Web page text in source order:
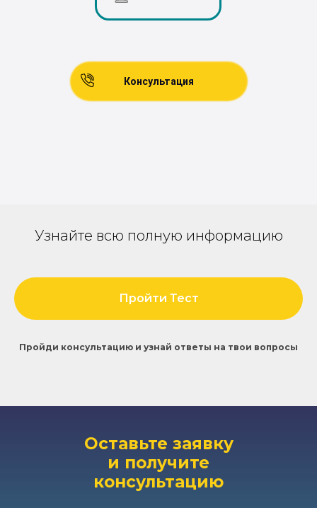
Консультация
Узнайте всю полную информацию
Пройти Тест
Пройди консультацию и узнай ответы на твои вопросы
Оставьте заявку
и получите
консультацию